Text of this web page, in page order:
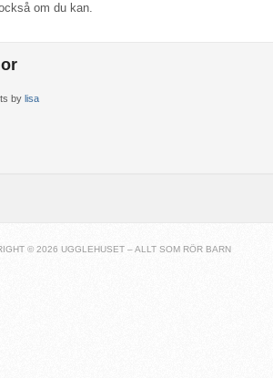
om du kan.
by lisa
© 2026 UGGLEHUSET – ALLT SOM RÖR BARN